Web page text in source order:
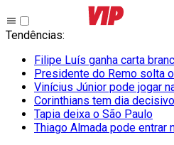
Tendências:
Filipe Luís ganha carta
Presidente do Remo solta
Vinícius Júnior pode jogar
Corinthians tem dia
Tapia deixa o São Paulo
Thiago Almada pode entrar